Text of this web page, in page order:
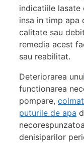
indicatiile lasate
insa in timp apa
calitate sau
remedia acest
sau reabilitat.
Deteriorarea unui
functionarea
pompare,
puturile de apa
denisiparilor